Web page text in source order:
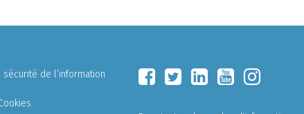
de l’information